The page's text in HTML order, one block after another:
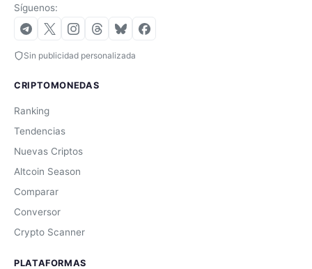
Síguenos:
Sin publicidad personalizada
CRIPTOMONEDAS
Ranking
Tendencias
Nuevas Criptos
Altcoin Season
Comparar
Conversor
Crypto Scanner
PLATAFORMAS